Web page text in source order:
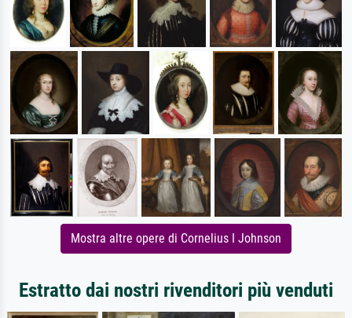
Mostra altre opere di Cornelius I Johnson
Estratto dai nostri rivenditori più venduti